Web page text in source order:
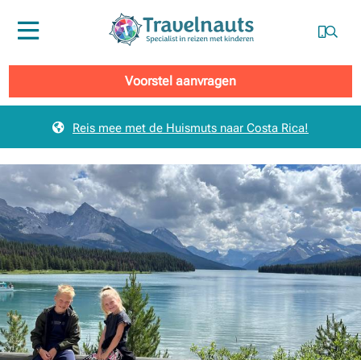
Voorstel aanvragen
Reis mee met de Huismuts naar Costa Rica!